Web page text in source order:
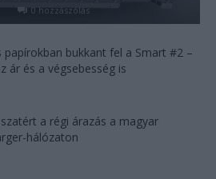
0 hozzászólás
papírokban bukkant fel a Smart #2 –
ár és a végsebesség is
a régi árazás a magyar
hálózaton